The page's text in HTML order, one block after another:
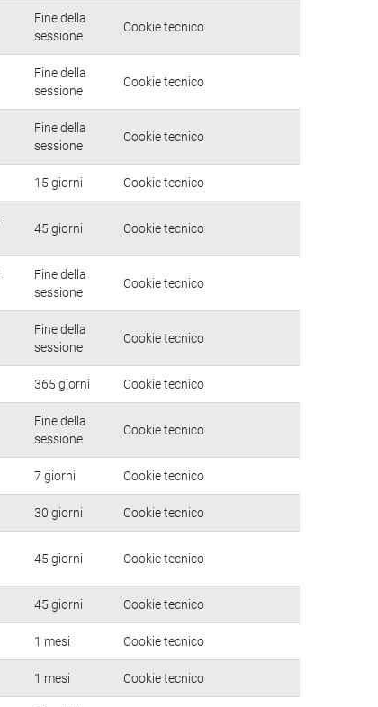
Fine della
sessione
Cookie tecnico
Fine della
sessione
Cookie tecnico
Fine della
sessione
Cookie tecnico
15 giorni Cookie tecnico
45 giorni Cookie tecnico
Fine della
sessione
Cookie tecnico
Fine della
sessione
Cookie tecnico
365 giorni Cookie tecnico
Fine della
sessione
Cookie tecnico
7 giorni Cookie tecnico
30 giorni Cookie tecnico
45 giorni Cookie tecnico
45 giorni Cookie tecnico
1 mesi Cookie tecnico
1 mesi Cookie tecnico